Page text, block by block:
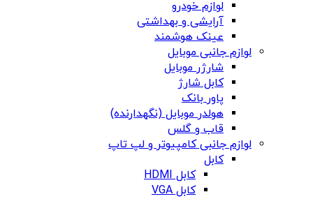
لوازم خودرو
آرایشی و بهداشتی
عینک هوشمند
لوازم جانبی موبایل
شارژر موبایل
کابل شارژ
پاور بانک
هولدر موبایل (نگهدارنده)
قاب و گلس
لوازم جانبی کامپیوتر و لپ تاپ
کابل
کابل HDMI
کابل VGA